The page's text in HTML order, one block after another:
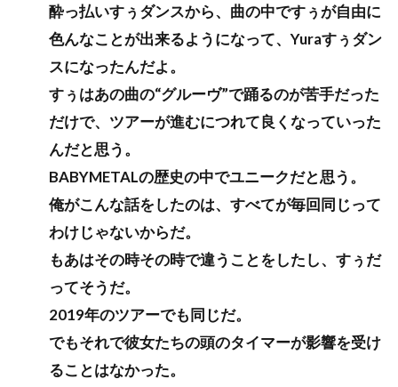
酔っ払いすぅダンスから、曲の中ですぅが自由に
色んなことが出来るようになって、Yuraすぅダン
スになったんだよ。
すぅはあの曲の“グルーヴ”で踊るのが苦手だった
だけで、ツアーが進むにつれて良くなっていった
んだと思う。
BABYMETALの歴史の中でユニークだと思う。
俺がこんな話をしたのは、すべてが毎回同じって
わけじゃないからだ。
もあはその時その時で違うことをしたし、すぅだ
ってそうだ。
2019年のツアーでも同じだ。
でもそれで彼女たちの頭のタイマーが影響を受け
ることはなかった。